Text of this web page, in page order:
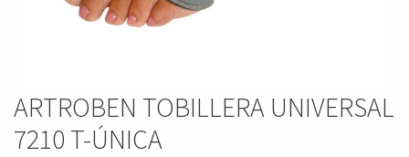
ARTROBEN TOBILLERA UNIVERSAL
7210 T-ÚNICA